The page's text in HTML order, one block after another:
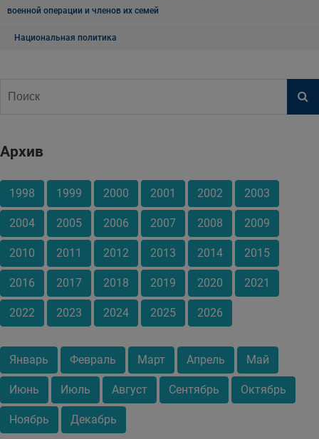
военной операции и членов их семей
Национальная политика
Архив
1998 1999 2000 2001 2002 2003
2004 2005 2006 2007 2008 2009
2010 2011 2012 2013 2014 2015
2016 2017 2018 2019 2020 2021
2022 2023 2024 2025 2026
Январь Февраль Март Апрель Май
Июнь Июль Август Сентябрь Октябрь
Ноябрь Декабрь